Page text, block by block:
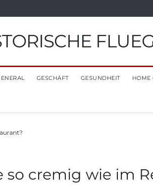
GESCHÄFT GESUNDHEIT HOME
cremig wie im